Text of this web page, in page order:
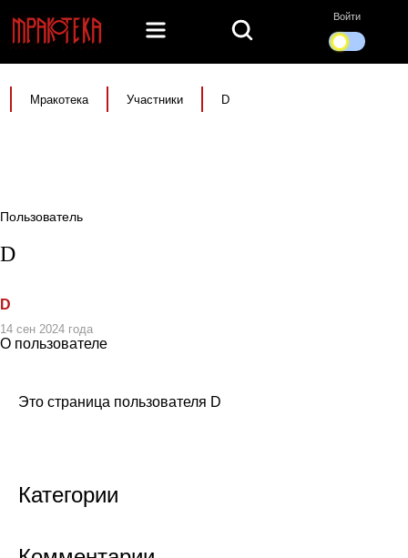
Войти
Мракотека Участники D
Пользователь
D
D
14 сен 2024 года
О пользователе
Это страница пользователя D
Категории